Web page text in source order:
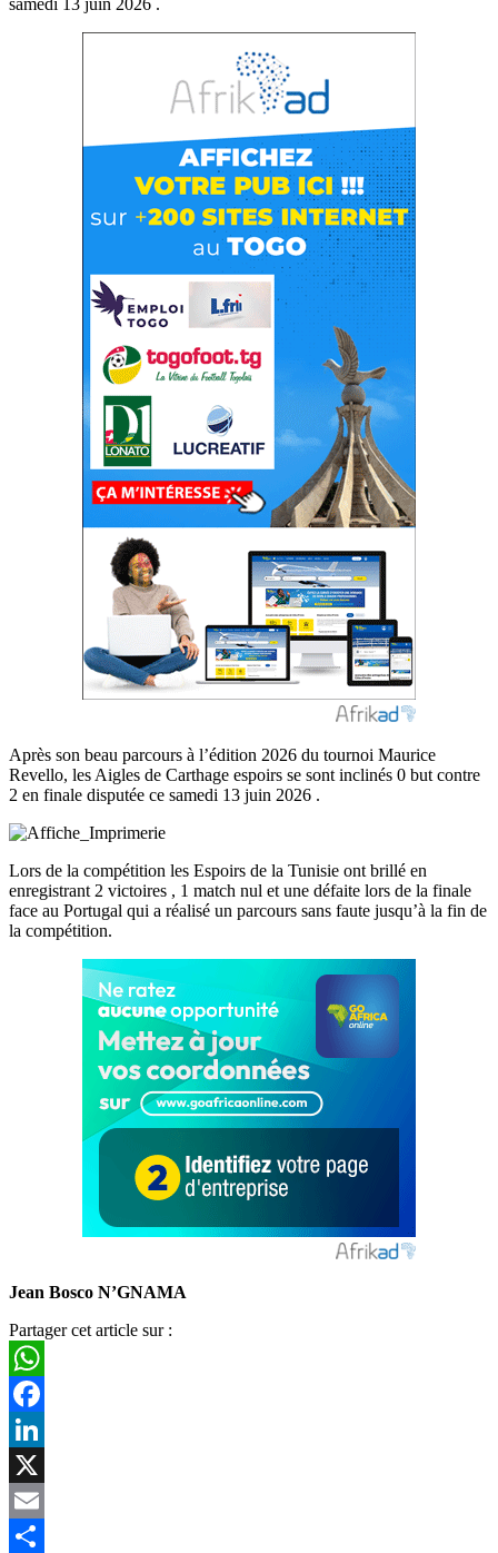
Après son beau parcours à l’édition 2026 du tournoi Maurice
Revello, les Aigles de Carthage espoirs se sont inclinés 0 but contre
2 en finale disputée ce samedi 13 juin 2026 .
Lors de la compétition les Espoirs de la Tunisie ont brillé en
enregistrant 2 victoires , 1 match nul et une défaite lors de la finale
face au Portugal qui a réalisé un parcours sans faute jusqu’à la fin de
la compétition.
Jean Bosco N’GNAMA
Partager cet article sur :
WhatsApp
Facebook
LinkedIn
X
Email